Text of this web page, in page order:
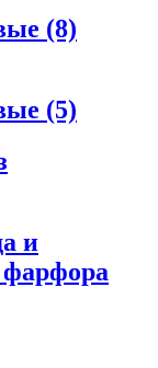
(8)
(5)
и